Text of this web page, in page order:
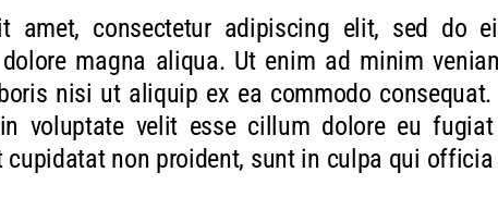
amet, consectetur adipiscing elit, sed do
magna aliqua. Ut enim ad minim
nisi ut aliquip ex ea commodo
voluptate velit esse cillum dolore eu
cupidatat non proident, sunt in culpa qui